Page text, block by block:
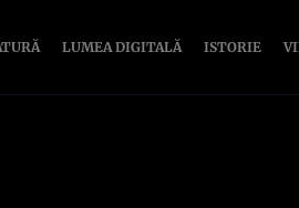
LUMEA DIGITALĂ ISTORIE